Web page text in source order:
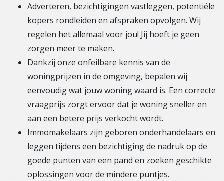
Adverteren, bezichtigingen vastleggen, potentiële
kopers rondleiden en afspraken opvolgen. Wij
regelen het allemaal voor jou! Jij hoeft je geen
zorgen meer te maken.
Dankzij onze onfeilbare kennis van de
woningprijzen in de omgeving, bepalen wij
eenvoudig wat jouw woning waard is. Een correcte
vraagprijs zorgt ervoor dat je woning sneller en
aan een betere prijs verkocht wordt.
Immomakelaars zijn geboren onderhandelaars en
leggen tijdens een bezichtiging de nadruk op de
goede punten van een pand en zoeken geschikte
oplossingen voor de mindere puntjes.